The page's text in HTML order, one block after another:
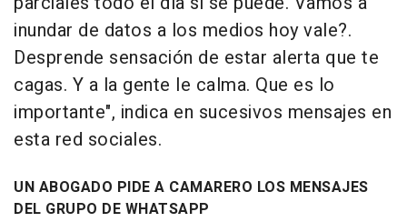
inundar de datos a los medios hoy vale?.
Desprende sensación de estar alerta que te
cagas. Y a la gente le calma. Que es lo
importante", indica en sucesivos mensajes en
esta red sociales.
UN ABOGADO PIDE A CAMARERO LOS MENSAJES
DEL GRUPO DE WHATSAPP